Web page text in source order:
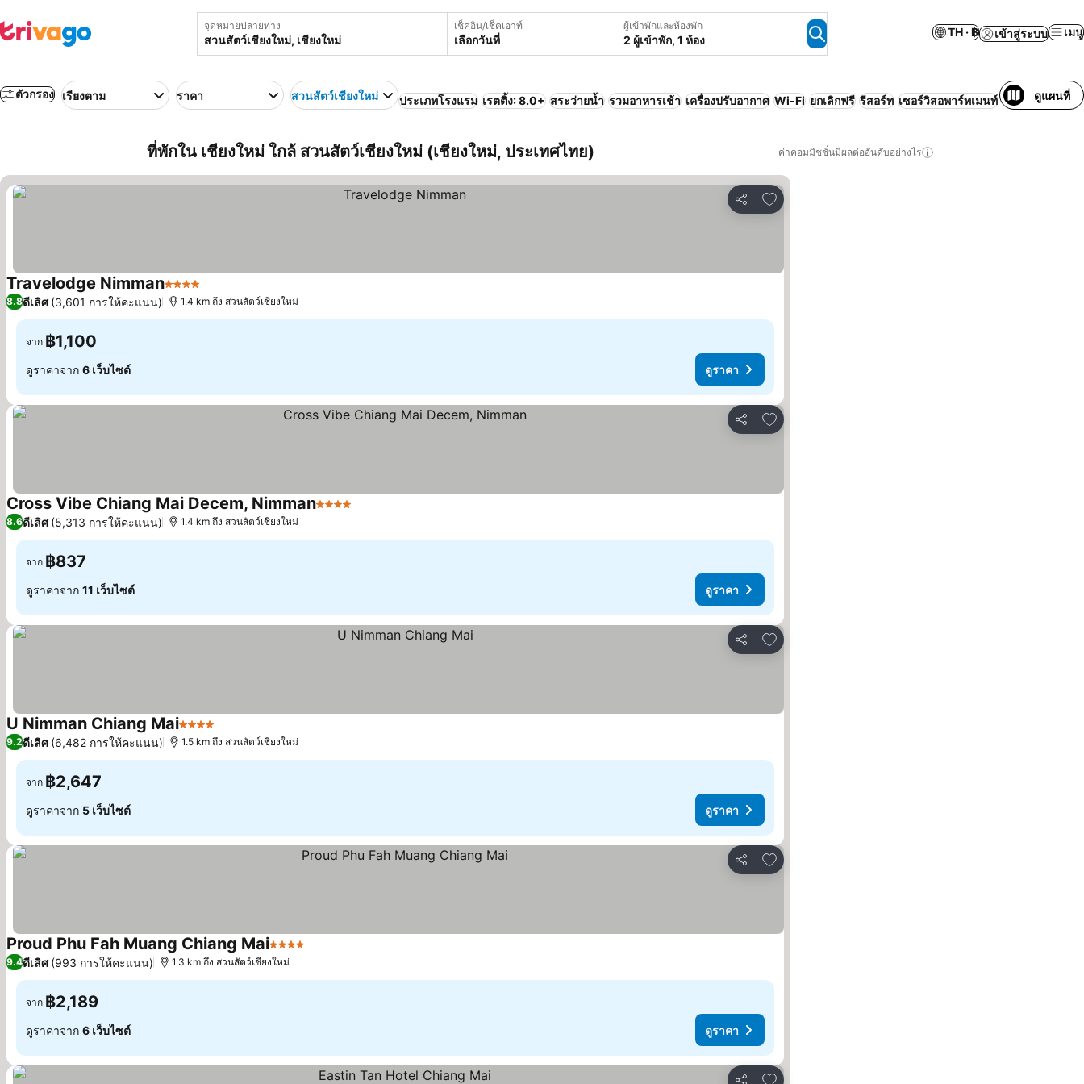
จุดหมายปลายทาง เช็คอิน/เช็คเอาท์
เลือกวันที่
ผู้เข้าพักและห้องพัก
2 ผู้เข้าพัก, 1 ห้อง
TH · ฿ เข้าสู่ระบบ เมนู
ตัวกรอง เรียงตาม ราคา สวนสัตว์เชียงใหม่ ประเภทโรงแรม เรตติ้ง: 8.0+ สระว่ายน้ำ รวมอาหารเช้า เครื่องปรับอากาศ Wi-Fi ยกเลิกฟรี รีสอร์ท เซอร์วิสอพาร์ทเมนท์ ดูแผนที่
ที่พักใน เชียงใหม่ ใกล้ สวนสัตว์เชียงใหม่ (เชียงใหม่, ประเทศไทย) ค่าคอมมิชชั่นมีผลต่ออันดับอย่างไร
แชร์
เพิ่มในรายการโปรด
Travelodge Nimman4 ดาว
8.8ดีเลิศ (3,601 การให้คะแนน) 1.4 km ถึง สวนสัตว์เชียงใหม่
จาก ฿1,100
ดูราคาจาก 6 เว็บไซต์ ดูราคา
แชร์
เพิ่มในรายการโปรด
Cross Vibe Chiang Mai Decem, Nimman4 ดาว
8.6ดีเลิศ (5,313 การให้คะแนน) 1.4 km ถึง สวนสัตว์เชียงใหม่
จาก ฿837
ดูราคาจาก 11 เว็บไซต์ ดูราคา
แชร์
เพิ่มในรายการโปรด
U Nimman Chiang Mai4 ดาว
9.2ดีเลิศ (6,482 การให้คะแนน) 1.5 km ถึง สวนสัตว์เชียงใหม่
จาก ฿2,647
ดูราคาจาก 5 เว็บไซต์ ดูราคา
แชร์
เพิ่มในรายการโปรด
Proud Phu Fah Muang Chiang Mai4 ดาว
9.4ดีเลิศ (993 การให้คะแนน) 1.3 km ถึง สวนสัตว์เชียงใหม่
จาก ฿2,189
ดูราคาจาก 6 เว็บไซต์ ดูราคา
เพิ่มในรายการโปรด